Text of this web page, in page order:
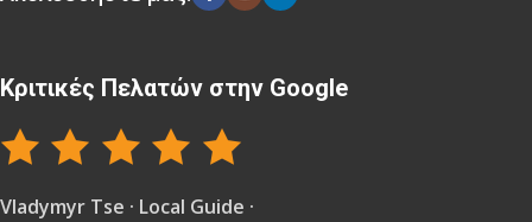
Κριτικές Πελατών στην Google
Vladymyr Tse · Local Guide ·